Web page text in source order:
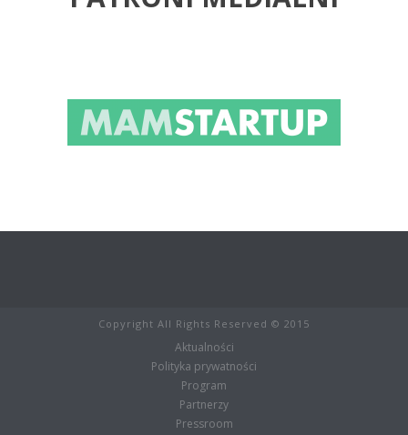
Copyright All Rights Reserved © 2015
Aktualności
Polityka prywatności
Program
Partnerzy
Pressroom